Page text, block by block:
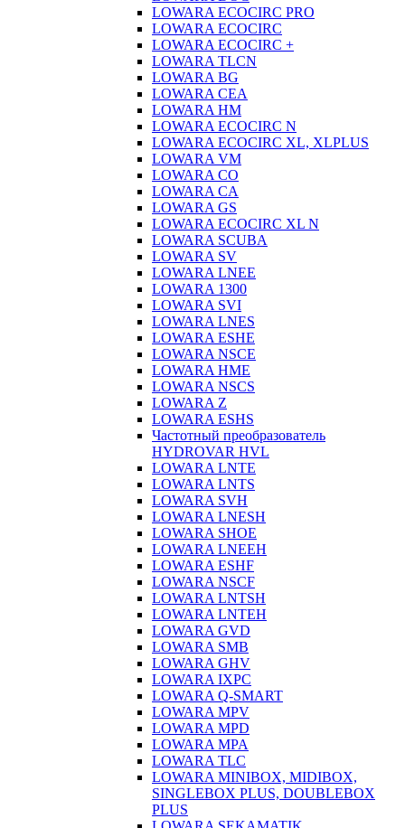
LOWARA ECOCIRC PRO
LOWARA ECOCIRC
LOWARA ECOCIRC +
LOWARA TLCN
LOWARA BG
LOWARA CEA
LOWARA HM
LOWARA ECOCIRC N
LOWARA ECOCIRC XL, XLPLUS
LOWARA VM
LOWARA CO
LOWARA CA
LOWARA GS
LOWARA ECOCIRC XL N
LOWARA SCUBA
LOWARA SV
LOWARA LNEE
LOWARA 1300
LOWARA SVI
LOWARA LNES
LOWARA ESHE
LOWARA NSCE
LOWARA HME
LOWARA NSCS
LOWARA Z
LOWARA ESHS
Частотный преобразователь
HYDROVAR HVL
LOWARA LNTE
LOWARA LNTS
LOWARA SVH
LOWARA LNESH
LOWARA SHOE
LOWARA LNEEH
LOWARA ESHF
LOWARA NSCF
LOWARA LNTSH
LOWARA LNTEH
LOWARA GVD
LOWARA SMB
LOWARA GHV
LOWARA IXPС
LOWARA Q-SMART
LOWARA MPV
LOWARA MPD
LOWARA MPA
LOWARA TLC
LOWARA MINIBOX, MIDIBOX,
SINGLEBOX PLUS, DOUBLEBOX
PLUS